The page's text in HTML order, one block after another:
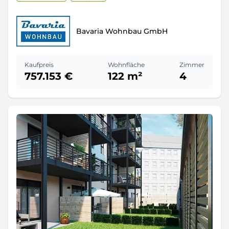
Bavaria Wohnbau GmbH
Kaufpreis
757.153 €
Wohnfläche
122 m²
Zimmer
4